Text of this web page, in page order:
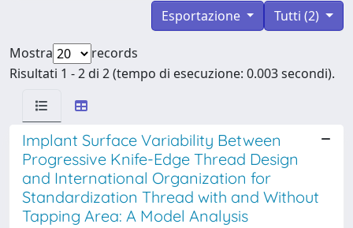
Tutti (2)
Esportazione
Mostra
records
Risultati 1 - 2 di 2 (tempo di esecuzione: 0.003 secondi).
Implant Surface Variability Between
Progressive Knife-Edge Thread Design
and International Organization for
Standardization Thread with and Without
Tapping Area: A Model Analysis